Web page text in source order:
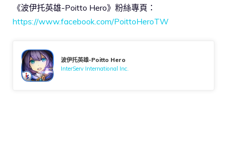
《波伊托英雄-Poitto Hero》粉絲專頁：
https://www.facebook.com/PoittoHeroTW
波伊托英雄-Poitto Hero
InterServ International Inc.